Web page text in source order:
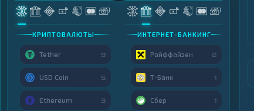
КРИПТОВАЛЮТЫ
Tether 9
USD Coin 5
Ethereum 3
ИНТЕРНЕТ-БАНКИНГ
Райффайзен 2
Т-Банк 1
Сбер 1